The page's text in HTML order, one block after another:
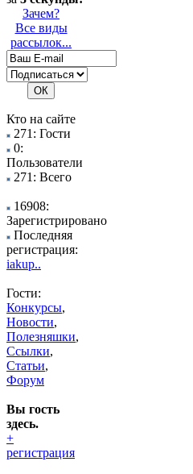
Зачем?
Все виды
рассылок...
Кто на сайте
271: Гости
0:
Пользователи
271: Всего
16908:
Зарегистрировано
Последняя
регистрация:
iakup..
Гости:
Конкурсы,
Новости,
Полезняшки,
Ссылки,
Статьи,
Форум
Вы гость
здесь.
+
регистрация